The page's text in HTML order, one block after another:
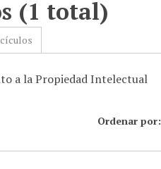
(1 total)
a la Propiedad Intelectual
Ordenar por: